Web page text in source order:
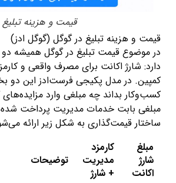
قیمت و هزینه
قیمت و هزینه تبلیغ در گوگل (گوگل ادز)
در موضوع قیمت تبلیغ در گوگل همیشه
دارد: شارژ اکانت برای مصرف واقعی و
کمپین. در مدل پکیجی فرست‌ادز این دو
کسب‌وکار بداند چه مبلغی وارد
مبلغی بابت خدمات مدیریت پرداخت
ساختار قیمت‌گذاری به شکل زیر ارائه
مبلغ
شارژ
اکانت
کارمزد
مدیریت
+ شارژ
توضیحات